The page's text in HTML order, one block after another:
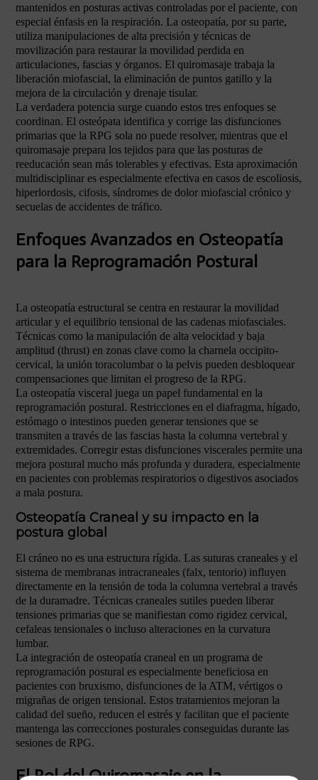
mantenidos en posturas activas controladas por el paciente, con
especial énfasis en la respiración. La osteopatía, por su parte,
utiliza manipulaciones de alta precisión y técnicas de
movilización para restaurar la movilidad perdida en
articulaciones, fascias y órganos. El quiromasaje trabaja la
liberación miofascial, la eliminación de puntos gatillo y la
mejora de la circulación y drenaje tisular.
La verdadera potencia surge cuando estos tres enfoques se
coordinan. El osteópata identifica y corrige las disfunciones
primarias que la RPG sola no puede resolver, mientras que el
quiromasaje prepara los tejidos para que las posturas de
reeducación sean más tolerables y efectivas. Esta aproximación
multidisciplinar es especialmente efectiva en casos de escoliosis,
hiperlordosis, cifosis, síndromes de dolor miofascial crónico y
secuelas de accidentes de tráfico.
Enfoques Avanzados en Osteopatía
para la Reprogramación Postural
La osteopatía estructural se centra en restaurar la movilidad
articular y el equilibrio tensional de las cadenas miofasciales.
Técnicas como la manipulación de alta velocidad y baja
amplitud (thrust) en zonas clave como la charnela occipito-
cervical, la unión toracolumbar o la pelvis pueden desbloquear
compensaciones que limitan el progreso de la RPG.
La osteopatía visceral juega un papel fundamental en la
reprogramación postural. Restricciones en el diafragma, hígado,
estómago o intestinos pueden generar tensiones que se
transmiten a través de las fascias hasta la columna vertebral y
extremidades. Corregir estas disfunciones viscerales permite una
mejora postural mucho más profunda y duradera, especialmente
en pacientes con problemas respiratorios o digestivos asociados
a mala postura.
Osteopatía Craneal y su impacto en la
postura global
El cráneo no es una estructura rígida. Las suturas craneales y el
sistema de membranas intracraneales (falx, tentorio) influyen
directamente en la tensión de toda la columna vertebral a través
de la duramadre. Técnicas craneales sutiles pueden liberar
tensiones primarias que se manifiestan como rigidez cervical,
cefaleas tensionales o incluso alteraciones en la curvatura
lumbar.
La integración de osteopatía craneal en un programa de
reprogramación postural es especialmente beneficiosa en
pacientes con bruxismo, disfunciones de la ATM, vértigos o
migrañas de origen tensional. Estos tratamientos mejoran la
calidad del sueño, reducen el estrés y facilitan que el paciente
mantenga las correcciones posturales conseguidas durante las
sesiones de RPG.
El Rol del Quiromasaje en la